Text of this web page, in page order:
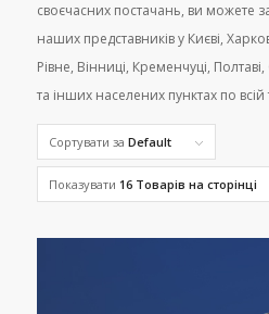
своєчасних постачань, ви можете
наших представників у Києві,
Рівне, Вінниці, Кременчуці,
та інших населених пунктах по всій
Сортувати за Default
Показувати 16 Товарів на сторінці